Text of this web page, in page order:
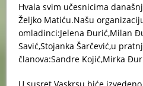
Hvala svim učesnicima
Željko Matiću.Našu
omladinci:Jelena Đurić,Milan
Savić,Stojanka Šarčević,u
članova:Sandre Kojić,Mirka